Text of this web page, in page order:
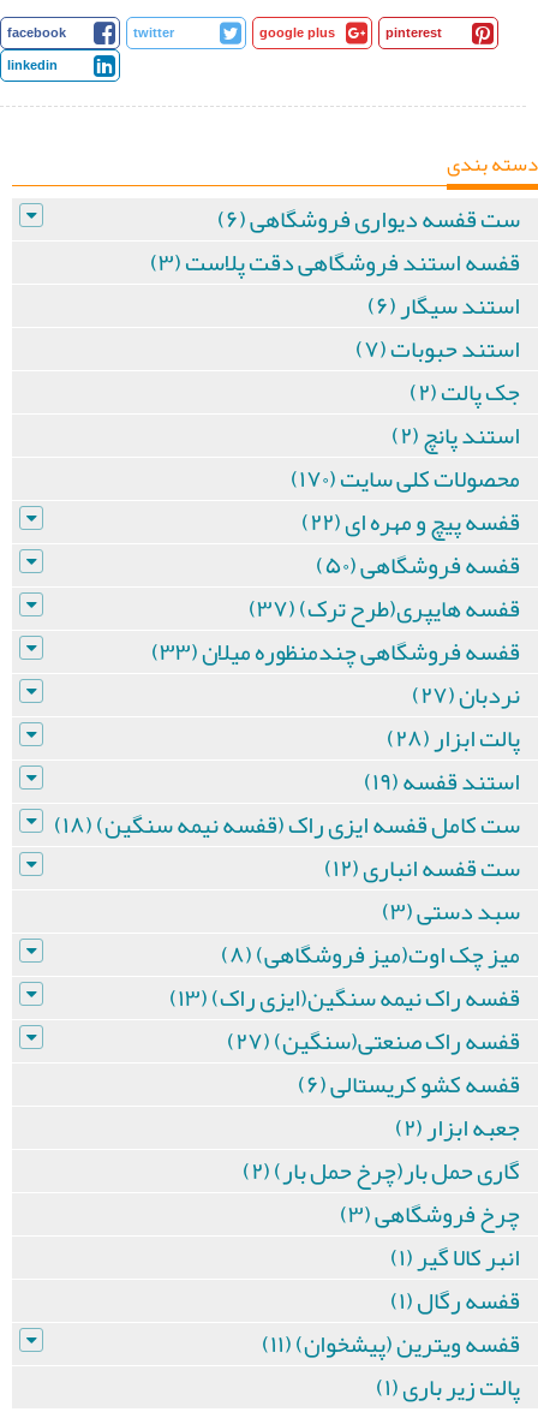
facebook twitter google plus pinterest
linkedin
دسته بندی
ست قفسه دیواری فروشگاهی (۶)
قفسه استند فروشگاهی دقت پلاست (۳)
استند سیگار (۶)
استند حبوبات (۷)
جک پالت (۲)
استند پانچ (۲)
محصولات کلی سایت (۱۷۰)
قفسه پیچ و مهره ای (۲۲)
قفسه فروشگاهی (۵۰)
قفسه هایپری(طرح ترک) (۳۷)
قفسه فروشگاهی چندمنظوره میلان (۳۳)
نردبان (۲۷)
پالت ابزار (۲۸)
استند قفسه (۱۹)
ست کامل قفسه ایزی راک (قفسه نیمه سنگین) (۱۸)
ست قفسه انباری (۱۲)
سبد دستی (۳)
میز چک اوت(میز فروشگاهی) (۸)
قفسه راک نیمه سنگین(ایزی راک) (۱۳)
قفسه راک صنعتی(سنگین) (۲۷)
قفسه کشو کریستالی (۶)
جعبه ابزار (۲)
گاری حمل بار(چرخ حمل بار) (۲)
چرخ فروشگاهی (۳)
انبر کالا گیر (۱)
قفسه رگال (۱)
قفسه ویترین (پیشخوان) (۱۱)
پالت زیر باری (۱)